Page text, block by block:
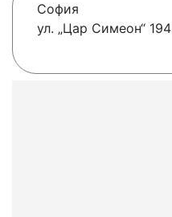
София
ул. „Цар Симеон“ 194